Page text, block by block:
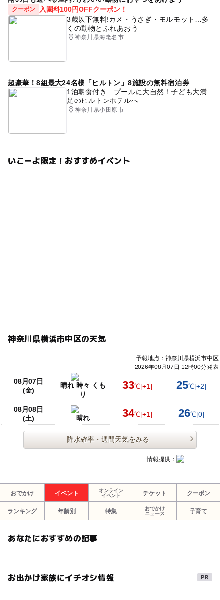
クーポン
入園料100円OFFクーポン！
3歳以下無料!カメ・うさぎ・モルモット…多
くの動物とふれあおう
神奈川県海老名市
超豪華！8組最大24名様「ヒルトン」8施設の無料宿泊券
1泊朝食付き！プールに大自然！子ども大満
足のヒルトンホテルへ
神奈川県小田原市
いこーよ限定！おすすめイベント
神奈川県横浜市中区の天気
予報地点：神奈川県横浜市中区
2026年08月07日 12時00分発表
08月07日
(金)
晴れ 時々 くも
り
33℃[+1] 25℃[+2]
08月08日
(土)
晴れ 34℃[+1] 26℃[0]
降水確率・週間天気をみる
情報提供：
おでかけ イベント
オンライン
イベント
チケット クーポン
ランキング 年齢別 特集
おでかけ
ニュース
子育て
あなたにおすすめの記事
お出かけ家族にイチオシ情報